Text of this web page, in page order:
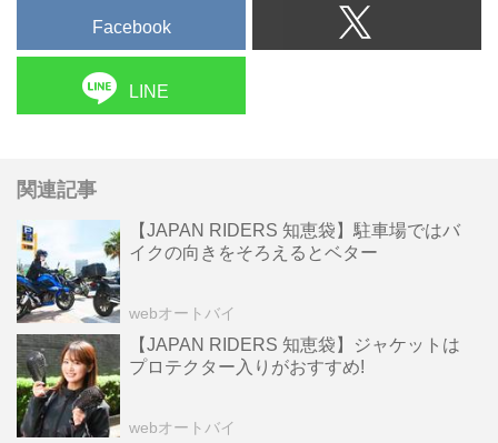
Facebook
LINE
関連記事
【JAPAN RIDERS 知恵袋】駐車場ではバ
イクの向きをそろえるとベター
webオートバイ
【JAPAN RIDERS 知恵袋】ジャケットは
プロテクター入りがおすすめ!
webオートバイ